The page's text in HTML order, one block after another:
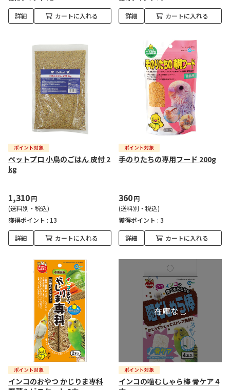
詳細 カートに入れる 詳細 カートに入れる
ペットプロ 小鳥のごはん 皮付 2
kg
1,310円
(送料別・税込)
獲得ポイント : 13
詳細 カートに入れる
手のりたちの専用フード 200g
360円
(送料別・税込)
獲得ポイント : 3
詳細 カートに入れる
インコのおやつ かじりま専科
インコの噛むしゃら棒 骨ケア 4